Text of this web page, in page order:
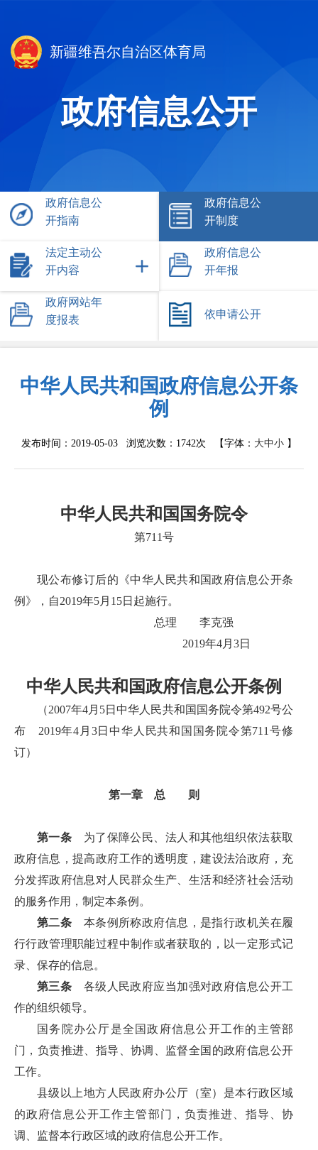
新疆维吾尔自治区体育局
政府信息公开
政府信息公
开指南
政府信息公
开制度
法定主动公
开内容
政府信息公
开年报
政府网站年
度报表
依申请公开
中华人民共和国政府信息公开条
例
发布时间：2019-05-03 浏览次数： 1742次 【字体： 大中小 】
中华人民共和国国务院令
第711号
现公布修订后的《中华人民共和国政府信息公开条
例》，自2019年5月15日起施行。
总理 李克强
2019年4月3日
中华人民共和国政府信息公开条例
（2007年4月5日中华人民共和国国务院令第492号公
布 2019年4月3日中华人民共和国国务院令第711号修
订）
第一章 总 则
第一条 为了保障公民、法人和其他组织依法获取
政府信息，提高政府工作的透明度，建设法治政府，充
分发挥政府信息对人民群众生产、生活和经济社会活动
的服务作用，制定本条例。
第二条 本条例所称政府信息，是指行政机关在履
行行政管理职能过程中制作或者获取的，以一定形式记
录、保存的信息。
第三条 各级人民政府应当加强对政府信息公开工
作的组织领导。
国务院办公厅是全国政府信息公开工作的主管部
门，负责推进、指导、协调、监督全国的政府信息公开
工作。
县级以上地方人民政府办公厅（室）是本行政区域
的政府信息公开工作主管部门，负责推进、指导、协
调、监督本行政区域的政府信息公开工作。